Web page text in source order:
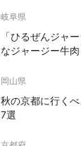
岐阜県
「ひるぜんジャ
なジャージー牛
岡山県
秋の京都に行く
7選